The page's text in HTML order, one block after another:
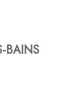
BAINS